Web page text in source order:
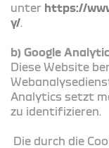
unter https://
y/.
b) Google
Diese Website
Analytics setzt
zu identifizieren.
Die durch die